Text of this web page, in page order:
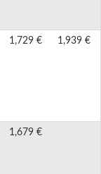
1,729 € 1,939 €
1,679 €